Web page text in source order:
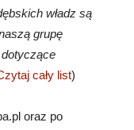
władz są
grupę
cały list)
oraz po